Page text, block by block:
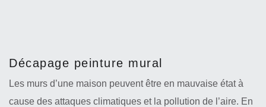
Décapage peinture mural
Les murs d’une maison peuvent être en mauvaise état à
cause des attaques climatiques et la pollution de l’aire. En